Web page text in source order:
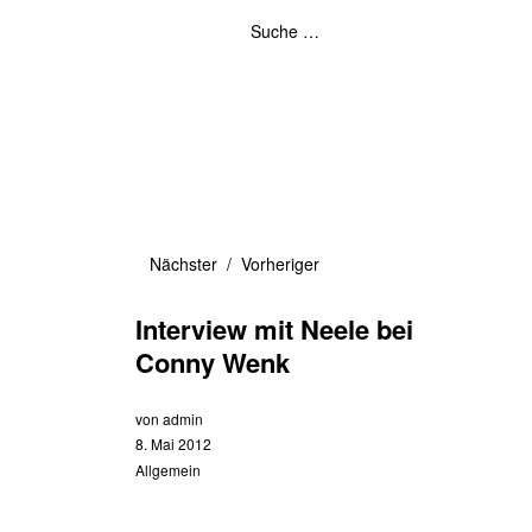
Vorheriger
Nächster
Interview mit Neele bei
Conny Wenk
von admin
8. Mai 2012
Allgemein